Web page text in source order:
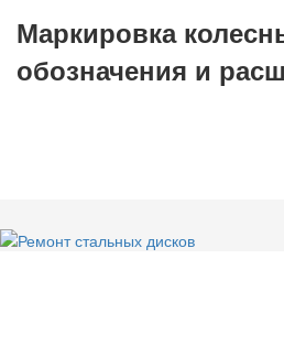
Маркировка
обозначения и